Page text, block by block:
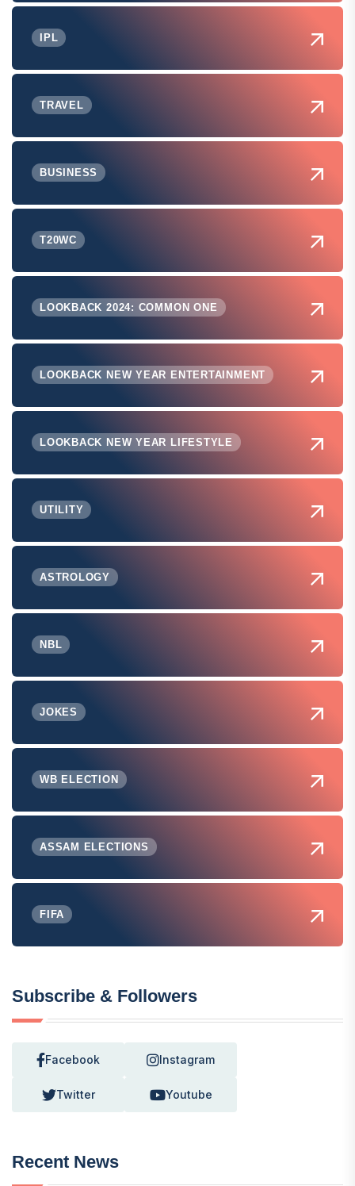
IPL
TRAVEL
BUSINESS
T20WC
LOOKBACK 2024: COMMON ONE
LOOKBACK NEW YEAR ENTERTAINMENT
LOOKBACK NEW YEAR LIFESTYLE
UTILITY
ASTROLOGY
NBL
JOKES
WB ELECTION
ASSAM ELECTIONS
FIFA
Subscribe & Followers
Facebook Instagram
Twitter Youtube
Recent News